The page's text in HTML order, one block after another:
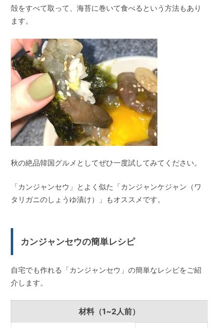
殻をすべて取って、海苔に巻いて食べるという方法もあり
ます。
秋の絶品韓国グルメとしてぜひ一度試してみてください。
「カンジャンセウ」とよく似た「カンジャンケジャン（ワ
タリガニのしょうゆ漬け）」もオススメです。
カンジャンセウの簡単レシピ
自宅でも作れる「カンジャンセウ」の簡単なレシピをご紹
介します。
材料（1~2人前）